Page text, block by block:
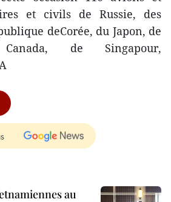
et civils de Russie, des
deCorée, du Japon, de
de Singapour,
au